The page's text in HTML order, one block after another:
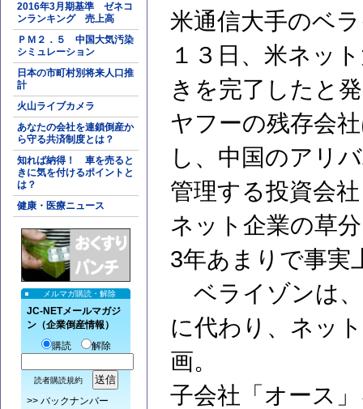
2016年3月期基準 ゼネコ
ンランキング 売上高
ＰＭ２．５ 中国大気汚染
シミュレーション
日本の市町村別将来人口推
計
火山ライブカメラ
あなたの会社を連鎖倒産か
ら守る共済制度とは？
知れば納得！ 車を売ると
きに気を付けるポイントと
は？
健康・医療ニュース
メルマガ購読・解除
JC-NETメールマガジ
ン（企業倒産情報）
購読
解除
読者購読規約
>> バックナンバー
米通信大手のベ
１３日、米ネッ
きを完了したと
ヤフーの残存会
し、中国のアリ
管理する投資会
ネット企業の草
3年あまりで事実
ベライゾンは、
に代わり、ネッ
画。
子会社「オース